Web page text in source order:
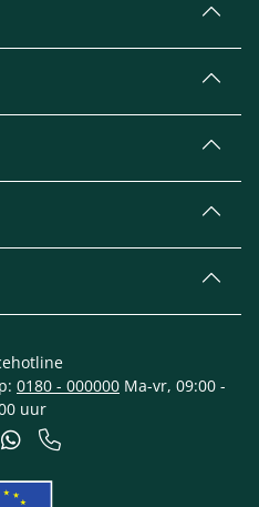
0180 - 000000 Ma-vr, 09:00 -
uur